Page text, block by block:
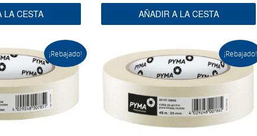
LA CESTA AÑADIR A LA CESTA
¡Rebajado! ¡Rebajado!